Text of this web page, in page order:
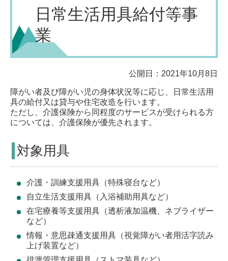
日常生活用具給付等事
業
公開日：2021年10月8日
障がい者及び障がい児の身体状況等に応じ、日常生活用
具の給付又は貸与や住宅改造を行います。
ただし、介護保険から同程度のサービスが受けられる方
については、介護保険が優先されます。
対象用具
介護・訓練支援用具（特殊寝台など）
自立生活支援用具（入浴補助用具など）
在宅療養等支援用具（透析液加温機、ネブライザー
など）
情報・意思疎通支援用具（視覚障がい者用活字読み
上げ装置など）